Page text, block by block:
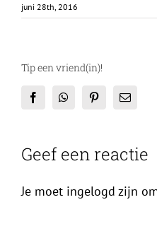
juni 28th, 2016
Tip een vriend(in)!
FacebookWhatsAppPinterestE-
Geef een reactie
Je moet ingelogd zijn